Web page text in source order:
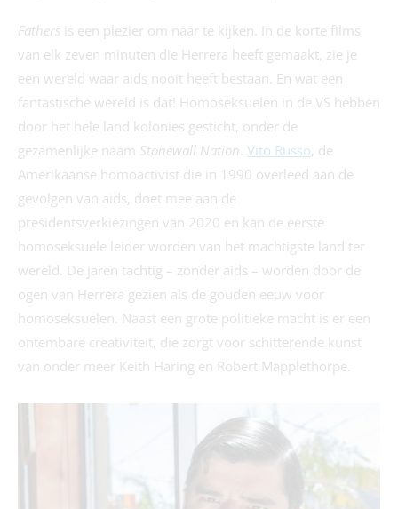
Fathers is een plezier om naar te kijken. In de korte films
van elk zeven minuten die Herrera heeft gemaakt, zie je
een wereld waar aids nooit heeft bestaan. En wat een
fantastische wereld is dat! Homoseksuelen in de VS hebben
door het hele land kolonies gesticht, onder de
gezamenlijke naam Stonewall Nation Vito Russo, de
Amerikaanse homoactivist die in 1990 overleed aan de
gevolgen van aids, doet mee aan de
presidentsverkiezingen van 2020 en kan de eerste
homoseksuele leider worden van het machtigste land ter
wereld. De jaren tachtig – zonder aids – worden door de
ogen van Herrera gezien als de gouden eeuw voor
homoseksuelen. Naast een grote politieke macht is er een
ontembare creativiteit, die zorgt voor schitterende kunst
van onder meer Keith Haring en Robert Mapplethorpe.